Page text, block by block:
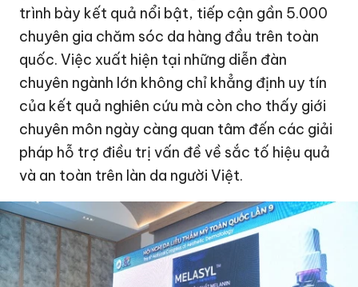
trình bày kết quả nổi bật, tiếp cận gần 5.000
chuyên gia chăm sóc da hàng đầu trên toàn
quốc. Việc xuất hiện tại những diễn đàn
chuyên ngành lớn không chỉ khẳng định uy tín
của kết quả nghiên cứu mà còn cho thấy giới
chuyên môn ngày càng quan tâm đến các giải
pháp hỗ trợ điều trị vấn đề về sắc tố hiệu quả
và an toàn trên làn da người Việt.